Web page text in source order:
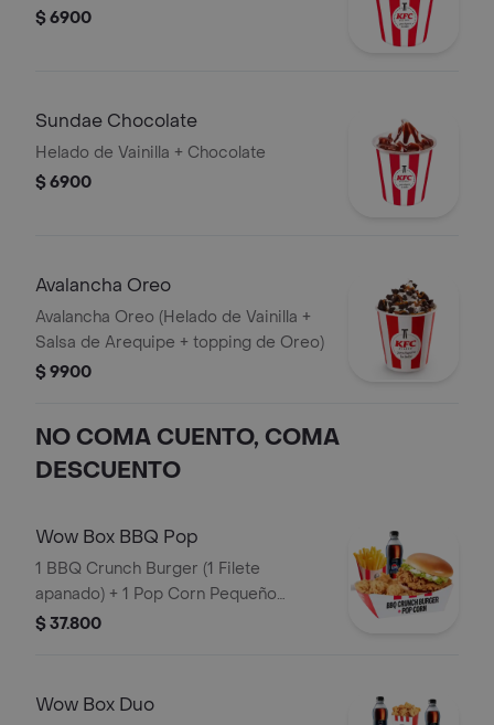
$ 6900
Sundae Chocolate
Helado de Vainilla + Chocolate
$ 6900
Avalancha Oreo
Avalancha Oreo (Helado de Vainilla +
Salsa de Arequipe + topping de Oreo)
$ 9900
NO COMA CUENTO, COMA
DESCUENTO
Wow Box BBQ Pop
1 BBQ Crunch Burger (1 Filete
apanado) + 1 Pop Corn Pequeño
(Trocitos de pechuga pollo apanados)
$ 37.800
Wow Box Duo